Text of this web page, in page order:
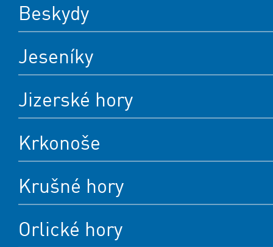
Beskydy
Jeseníky
Jizerské hory
Krkonoše
Krušné hory
Orlické hory